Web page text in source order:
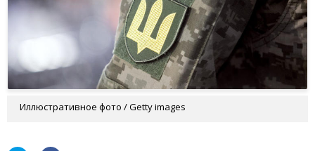
Иллюстративное фото / Getty images